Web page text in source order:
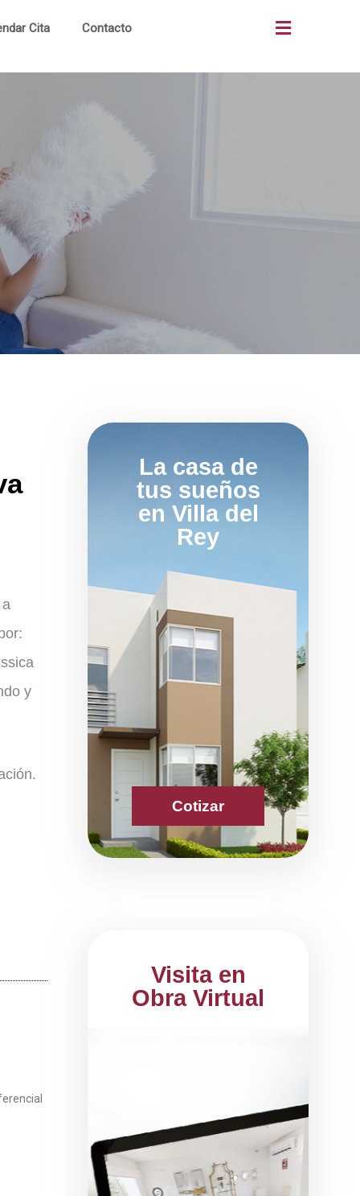
Cita Contacto
y
La casa de
tus sueños
en Villa del
Rey
Cotizar
Visita en
Obra Virtual